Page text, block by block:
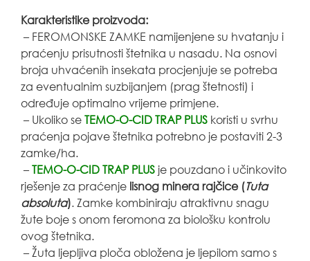
Karakteristike proizvoda:
– FEROMONSKE ZAMKE namijenjene su hvatanju i
praćenju prisutnosti štetnika u nasadu. Na osnovi
broja uhvaćenih insekata procjenjuje se potreba
za eventualnim suzbijanjem (prag štetnosti) i
određuje optimalno vrijeme primjene.
– Ukoliko seTEMO-O-CID TRAP PLUS koristi u svrhu
praćenja pojave štetnika potrebno je postaviti 2-3
zamke/ha.
–TEMO-O-CID TRAP PLUSje pouzdano i učinkovito
rješenje za praćenje lisnog minera rajčice (Tuta
absoluta). Zamke kombiniraju atraktivnu snagu
žute boje s onom feromona za biološku kontrolu
ovog štetnika.
– Žuta ljepljiva ploča obložena je ljepilom samo s